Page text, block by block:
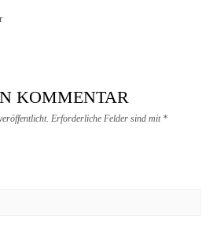
KOMMENTAR
Erforderliche Felder sind mit *